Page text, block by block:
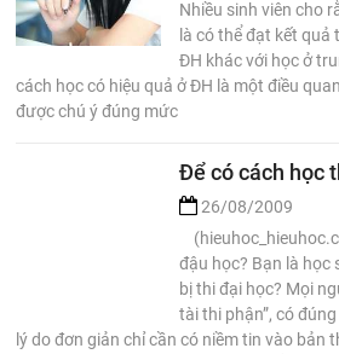
Nhiều sinh viên cho
là có thể đạt kết
ĐH khác với học ở
cách học có hiệu quả ở ĐH là một điều
được chú ý đúng mức
Để có cách học
26/08/2009
đậu học? Bạn là học
bị thi đại học? Mọi
tài thi phận”, có
lý do đơn giản chỉ cần có niềm tin vào bản